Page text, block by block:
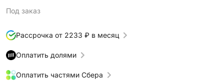
Под заказ
Рассрочка от 2233 ₽ в месяц
Оплатить долями
Оплатить частями Сбера